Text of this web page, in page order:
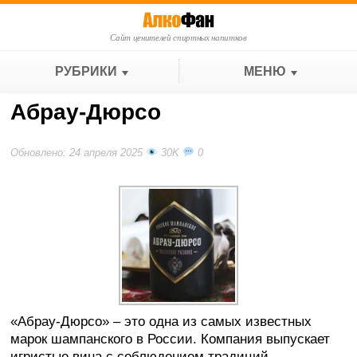
Сайт ценителей спиртных напитков
РУБРИКИ МЕНЮ
Абрау-Дюрсо
Обновлено: 24 апреля 2025 30K 0
«Абрау-Дюрсо» – это одна из самых известных
марок шампанского в России. Компания выпускает